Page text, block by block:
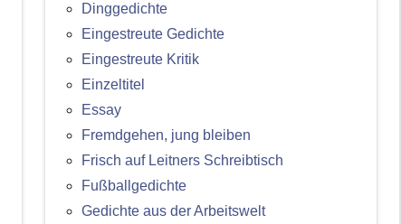
Dinggedichte
Eingestreute Gedichte
Eingestreute Kritik
Einzeltitel
Essay
Fremdgehen, jung bleiben
Frisch auf Leitners Schreibtisch
Fußballgedichte
Gedichte aus der Arbeitswelt